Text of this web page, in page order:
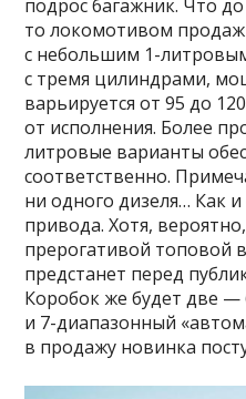
подрос багажник. Что
то локомотивом продаж
с небольшим 1-
с тремя цилиндрами,
варьируется от 95 до
от исполнения. Более
литровые варианты
соответственно.
ни одного дизеля… Как
привода. Хотя,
прерогативой топовой
предстанет перед
Коробок же будет две —
и 7-диапазонный
в продажу новинка